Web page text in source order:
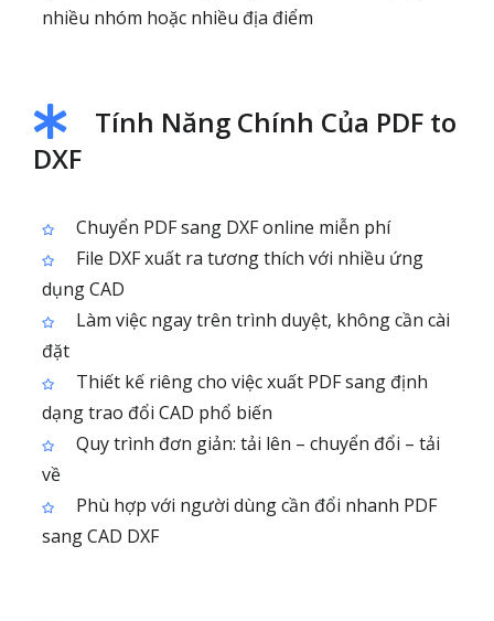
nhiều nhóm hoặc nhiều địa điểm
Tính Năng Chính Của PDF to
DXF
Chuyển PDF sang DXF online miễn phí
File DXF xuất ra tương thích với nhiều ứng
dụng CAD
Làm việc ngay trên trình duyệt, không cần cài
đặt
Thiết kế riêng cho việc xuất PDF sang định
dạng trao đổi CAD phổ biến
Quy trình đơn giản: tải lên – chuyển đổi – tải
về
Phù hợp với người dùng cần đổi nhanh PDF
sang CAD DXF